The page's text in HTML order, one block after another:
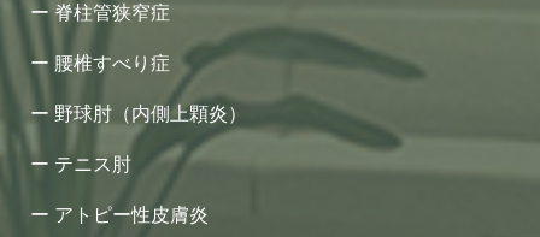
脊柱管狭窄症
腰椎すべり症
野球肘（内側上顆炎）
テニス肘
アトピー性皮膚炎